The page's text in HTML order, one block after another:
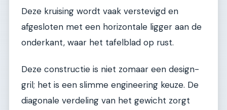
Deze kruising wordt vaak verstevigd en
afgesloten met een horizontale ligger aan de
onderkant, waar het tafelblad op rust.
Deze constructie is niet zomaar een design-
gril; het is een slimme engineering keuze. De
diagonale verdeling van het gewicht zorgt